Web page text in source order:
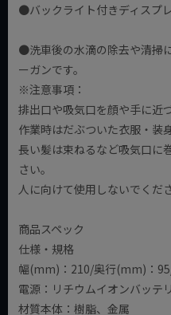
●バックライト付きディスプ
●洗車後の水滴の除去や清掃
ーガンです。
※注意事項：
排出口や吸気口を顔や手に近
作業時はだぶついた衣服・装
長い髪は束ねるなど吸気口に
さい。
人に向けて使用しないでくだ
商品スペック
仕様・規格
幅(mm)：210/奥行(mm)：
電源：リチウムイオンバッテ
材質本体：樹脂、金属